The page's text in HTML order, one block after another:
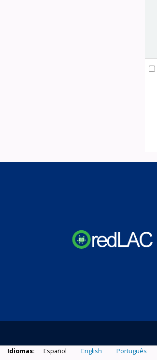
Idiomas: Español English Português